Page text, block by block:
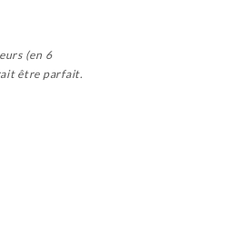
(en 6
être parfait.